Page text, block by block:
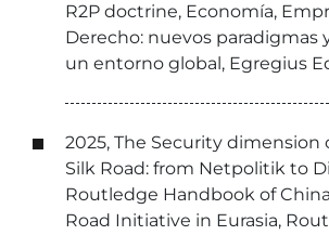
R2P doctrine, Economía,
Derecho: nuevos paradigmas
un entorno global, Egregius
2025, The Security dimension
Silk Road: from Netpolitik to
Routledge Handbook of
Road Initiative in Eurasia,